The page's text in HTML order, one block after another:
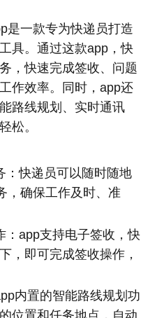
是一款专为快递员打造
具。通过这款app，快
，快速完成签收、问题
作效率。同时，app还
路线规划、实时通讯
松。
：快递员可以随时随地
，确保工作及时、准
：app支持电子签收，快
，即可完成签收操作，
内置的智能路线规划功